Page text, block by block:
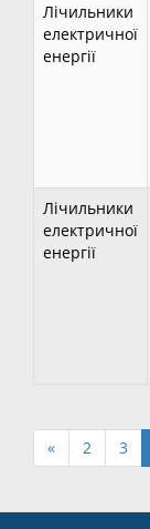
Лічильники
електричної
енергії
Лічильники
електричної
енергії
« 2 3